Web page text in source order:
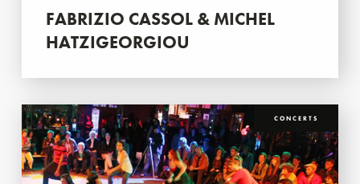
FABRIZIO CASSOL & MICHEL
HATZIGEORGIOU
CONCERTS